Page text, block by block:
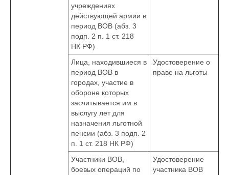
учреждениях
действующей армии в
период ВОВ (абз. 3
подп. 2 п. 1 ст. 218
НК РФ)
Лица, находившиеся в
период ВОВ в
городах, участие в
обороне которых
засчитывается им в
выслугу лет для
назначения льготной
пенсии (абз. 3 подп. 2
п. 1 ст. 218 НК РФ)
Удостоверение о
праве на льготы
Участники ВОВ,
боевых операций по
Удостоверение
участника ВОВ